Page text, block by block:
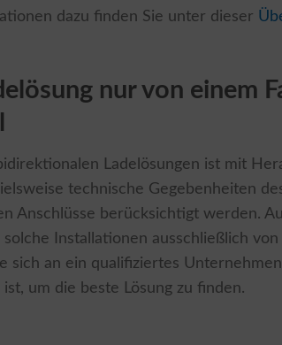
dazu finden Sie unter dieser
nur von einem
Ladelösungen ist mit
technische Gegebenheiten
Anschlüsse berücksichtigt werden.
Installationen ausschließlich
sich an ein qualifiziertes
um die beste Lösung zu finden.